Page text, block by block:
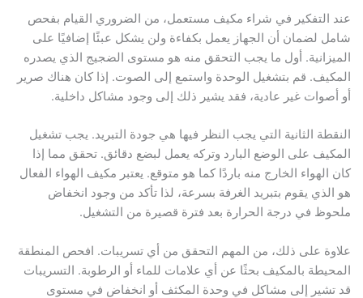
عند التفكير في شراء مكيف مستعمل، من الضروري القيام بفحص
شامل لضمان أن الجهاز يعمل بكفاءة ولن يشكل عبئًا إضافيًا على
الميزانية. أول ما يجب التحقق منه هو مستوى الضجيج الذي يصدره
المكيف. قم بتشغيل الوحدة واستمع إلى الصوت. إذا كان هناك صرير
أو أصوات غير عادية، فقد يشير ذلك إلى وجود مشاكل داخلية.
النقطة الثانية التي يجب النظر فيها هي جودة التبريد. يجب تشغيل
المكيف على الوضع البارد وتركه يعمل لبضع دقائق. تحقق مما إذا
كان الهواء الخارج منه باردًا كما هو متوقع. يعتبر مكيف الهواء الفعال
هو الذي يقوم بتبريد الغرفة بسرعة، لذا تأكد من وجود انخفاض
ملحوظ في درجة الحرارة بعد فترة قصيرة من التشغيل.
علاوة على ذلك، من المهم التحقق من أي تسريبات. افحص المنطقة
المحيطة بالمكيف بحثًا عن أي علامات للماء أو الرطوبة. التسريبات
قد تشير إلى مشاكل في وحدة المكثف أو انخفاض في مستوى